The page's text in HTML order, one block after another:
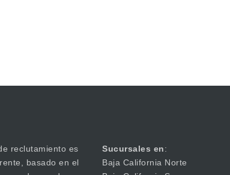
reclutamiento es
basado en el
Sucursales en:
Baja California Norte